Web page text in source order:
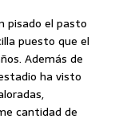
pisado el pasto
puesto que el
Además de
ha visto
cantidad de